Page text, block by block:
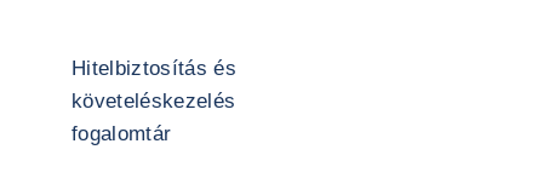
Hitelbiztosítás és
követeléskezelés
fogalomtár